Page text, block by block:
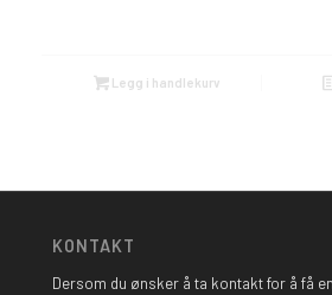
Legg i handlekurv
KONTAKT
Dersom du ønsker å ta kontakt for å få